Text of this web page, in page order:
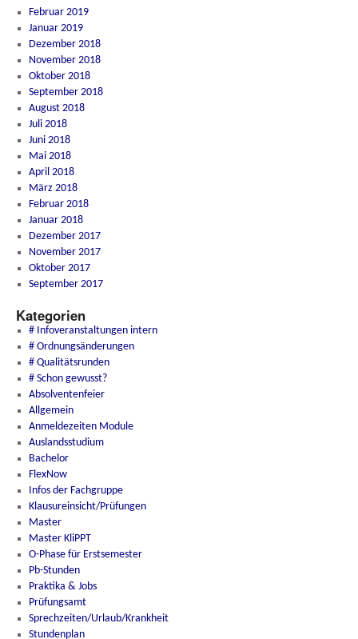
Februar 2019
Januar 2019
Dezember 2018
November 2018
Oktober 2018
September 2018
August 2018
Juli 2018
Juni 2018
Mai 2018
April 2018
März 2018
Februar 2018
Januar 2018
Dezember 2017
November 2017
Oktober 2017
September 2017
Kategorien
# Infoveranstaltungen intern
# Ordnungsänderungen
# Qualitätsrunden
# Schon gewusst?
Absolventenfeier
Allgemein
Anmeldezeiten Module
Auslandsstudium
Bachelor
FlexNow
Infos der Fachgruppe
Klausureinsicht/Prüfungen
Master
Master KliPPT
O-Phase für Erstsemester
Pb-Stunden
Praktika & Jobs
Prüfungsamt
Sprechzeiten/Urlaub/Krankheit
Stundenplan